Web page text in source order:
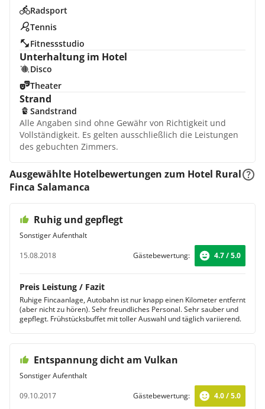
Radsport
Tennis
Fitnessstudio
Unterhaltung im Hotel
Disco
Theater
Strand
Sandstrand
Alle Angaben sind ohne Gewähr von Richtigkeit und
Vollständigkeit. Es gelten ausschließlich die Leistungen
des gebuchten Zimmers.
Ausgewählte Hotelbewertungen zum Hotel Rural
Finca Salamanca
Ruhig und gepflegt
Sonstiger Aufenthalt
15.08.2018
Gästebewertung: 4.7 / 5.0
Preis Leistung / Fazit
Ruhige Fincaanlage, Autobahn ist nur knapp einen Kilometer entfernt
(aber nicht zu hören). Sehr freundliches Personal. Sehr sauber und
gepflegt. Frühstücksbuffet mit toller Auswahl und täglich variierend.
Entspannung dicht am Vulkan
Sonstiger Aufenthalt
09.10.2017
Gästebewertung: 4.0 / 5.0